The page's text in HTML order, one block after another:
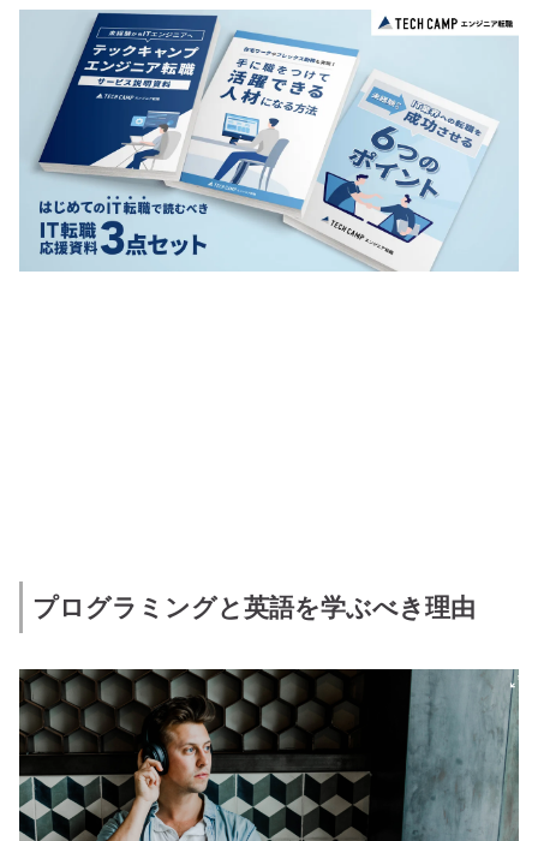
プログラミングと英語を学ぶべき理由